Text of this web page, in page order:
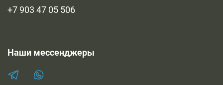
+7 903 47 05 506
Наши мессенджеры